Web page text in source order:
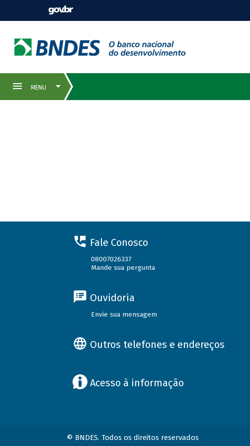
Fale Conosco
08007026337
Mande sua pergunta
Ouvidoria
Envie sua mensagem
Outros telefones e endereços
Acesso à informação
© BNDES. Todos os direitos reservados